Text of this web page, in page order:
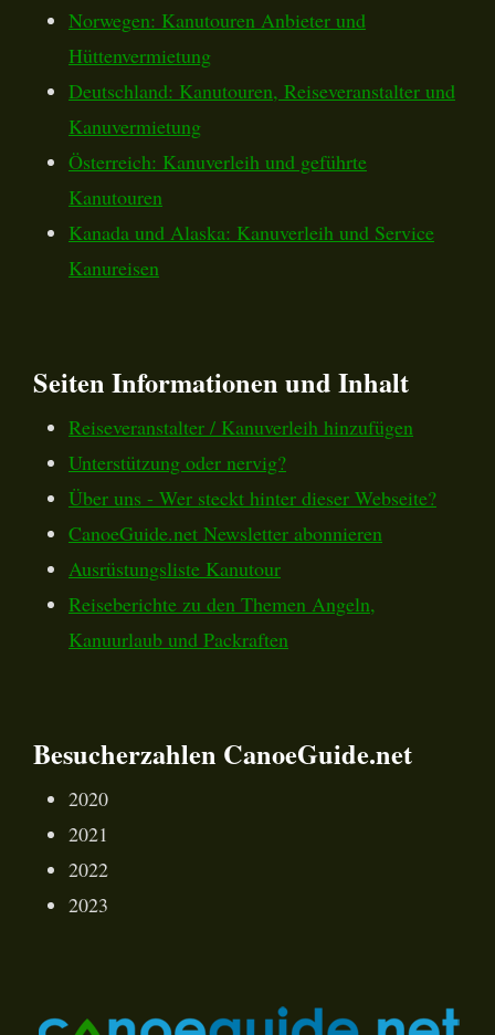
Norwegen: Kanutouren Anbieter und
Hüttenvermietung
Deutschland: Kanutouren, Reiseveranstalter und
Kanuvermietung
Österreich: Kanuverleih und geführte
Kanutouren
Kanada und Alaska: Kanuverleih und Service
Kanureisen
Seiten Informationen und Inhalt
Reiseveranstalter / Kanuverleih hinzufügen
Unterstützung oder nervig?
Über uns - Wer steckt hinter dieser Webseite?
CanoeGuide.net Newsletter abonnieren
Ausrüstungsliste Kanutour
Reiseberichte zu den Themen Angeln,
Kanuurlaub und Packraften
Besucherzahlen CanoeGuide.net
2020
2021
2022
2023